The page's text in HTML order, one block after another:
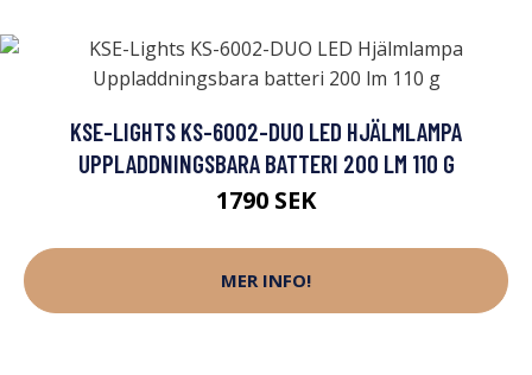
KSE-LIGHTS KS-6002-DUO LED HJÄLMLAMPA
UPPLADDNINGSBARA BATTERI 200 LM 110 G
1790 SEK
MER INFO!